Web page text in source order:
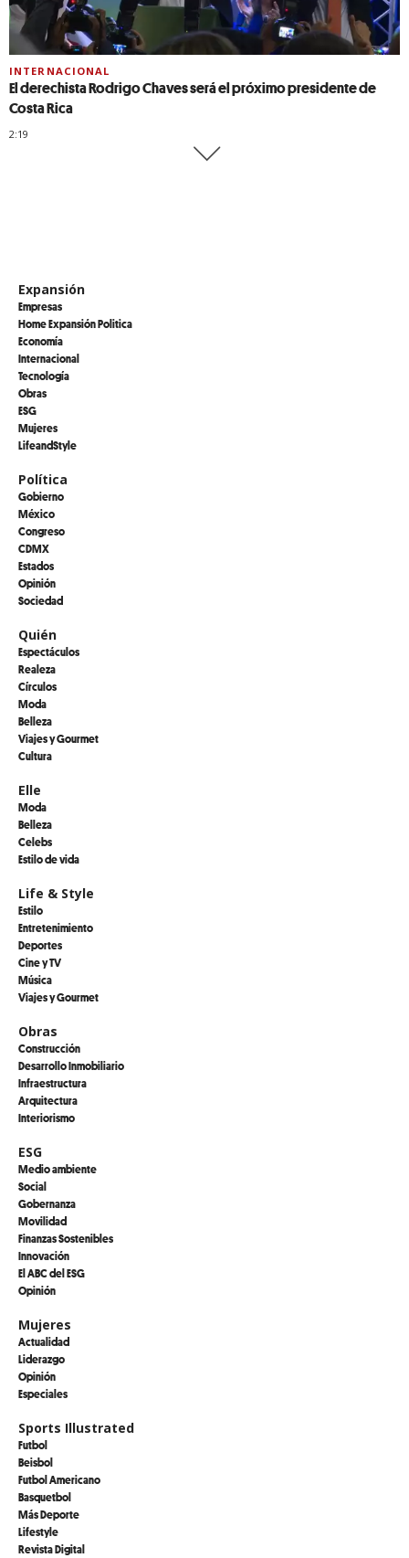
INTERNACIONAL
El derechista Rodrigo Chaves será el próximo presidente de
Costa Rica
2:19
Expansión
Empresas
Home Expansión Politica
Economía
Internacional
Tecnología
Obras
ESG
Mujeres
LifeandStyle
Política
Gobierno
México
Congreso
CDMX
Estados
Opinión
Sociedad
Quién
Espectáculos
Realeza
Círculos
Moda
Belleza
Viajes y Gourmet
Cultura
Elle
Moda
Belleza
Celebs
Estilo de vida
Life & Style
Estilo
Entretenimiento
Deportes
Cine y TV
Música
Viajes y Gourmet
Obras
Construcción
Desarrollo Inmobiliario
Infraestructura
Arquitectura
Interiorismo
ESG
Medio ambiente
Social
Gobernanza
Movilidad
Finanzas Sostenibles
Innovación
El ABC del ESG
Opinión
Mujeres
Actualidad
Liderazgo
Opinión
Especiales
Sports Illustrated
Futbol
Beisbol
Futbol Americano
Basquetbol
Más Deporte
Lifestyle
Revista Digital